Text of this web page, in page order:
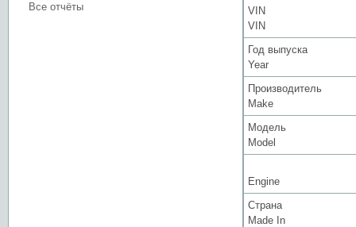
Все отчёты
VIN
VIN
Год выпуска
Year
Производитель
Make
Модель
Model
Engine
Страна
Made In